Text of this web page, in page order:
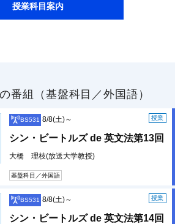
授業科目案内
番組（基盤科目／外国語）
BS531 授業
8/8(土)～
シン・ビートルズ de 英文法第13回
大橋 理枝(放送大学教授)
基盤科目／外国語
BS531 授業
8/8(土)～
シン・ビートルズ de 英文法第14回